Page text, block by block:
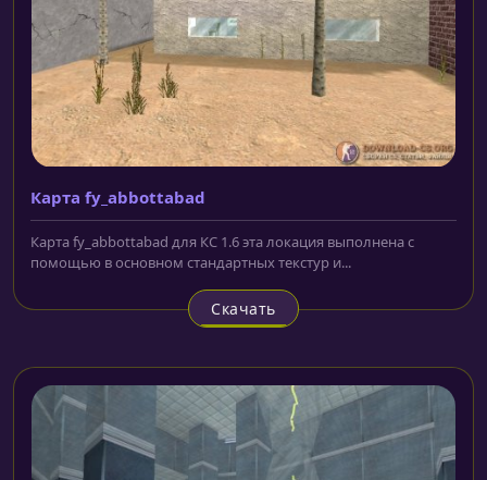
Карта fy_abbottabad
Карта fy_abbottabad для КС 1.6 эта локация выполнена с
помощью в основном стандартных текстур и...
Скачать